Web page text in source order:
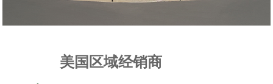
美国区域经销商